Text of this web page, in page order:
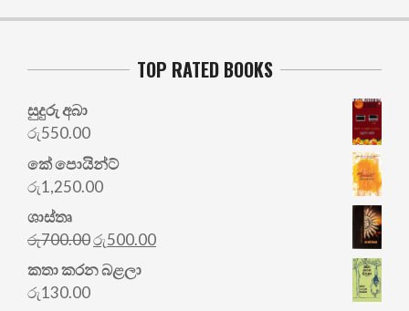
TOP RATED BOOKS
සුදුරු අබා
රු550.00
කේ පොයින්ට්
රු1,250.00
ශාස්තෘ
රු700.00Original
price
was:
රු500.00Current
කතා කරන බළලා
රු130.00